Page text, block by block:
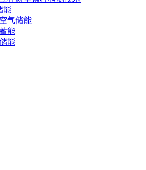
能
气储能
能
能